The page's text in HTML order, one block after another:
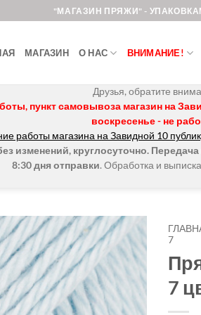
"МАГАЗИН ПРЯЖИ" -
МАГАЗИН О НАС ВНИМАНИЕ!
Друзья, обратите
пункт самовывоза магазин на
воскресенье - не
работы магазина на Завидной 10
изменений, круглосуточно.
8:30 дня отправки. Обработка и
Добавить в
избранное.
7
7